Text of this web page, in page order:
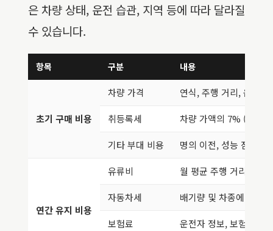
은 차량 상태, 운전 습관, 지역 등에 따라 달라질
수 있습니다.
항목 구분 내용
초기 구매 비용
차량 가격 연식, 주행 거리, 옵션,
취등록세 차량 가액의 7% (개별
기타 부대 비용 명의 이전, 성능 점검,
연간 유지 비용
유류비 월 평균 주행 거리 및 연
자동차세 배기량 및 차종에 따라
보험료 운전자 정보, 보험 조건